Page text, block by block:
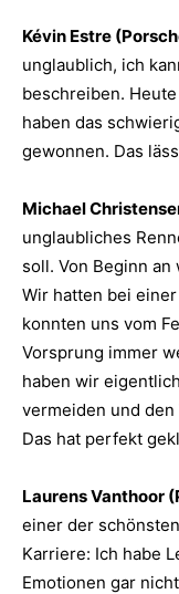
Kévin Estre
unglaublich, ich
beschreiben.
haben das
gewonnen. Das
Michael
unglaubliches
soll. Von Beginn
Wir hatten bei
konnten uns vom
Vorsprung immer
haben wir
vermeiden und den
Das hat perfekt
Laurens Vanthoor
einer der
Karriere: Ich habe
Emotionen gar